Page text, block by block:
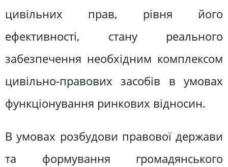
цивільних прав, рівня його
ефективності, стану реального
забезпечення необхідним комплексом
цивільно-правових засобів в умовах
функціонування ринкових відносин.
В умовах розбудови правової держави
та формування громадянського